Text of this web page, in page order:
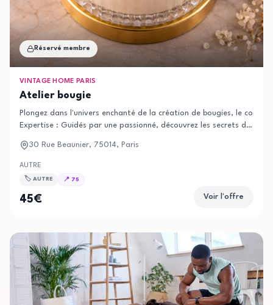
Réservé membre
VINTAGE HOME PARIS
Atelier bougie
Plongez dans l'univers enchanté de la création de bougies, le coin
Expertise : Guidés par une passionné, découvrez les secrets de la
nous pour un atelier unique chez Vintage Home Paris. Les places
30 Rue Beaunier, 75014, Paris
AUTRE
🏷️ AUTRE 📍 75
45€ Voir l'offre